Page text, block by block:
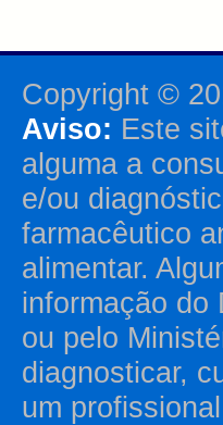
Copyright ©
Aviso: Este
alguma a
e/ou
farmacêutico
alimentar.
informação do
ou pelo
diagnosticar,
um